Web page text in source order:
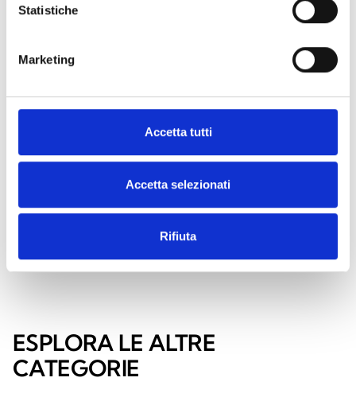
Statistiche
Marketing
Accetta tutti
Accetta selezionati
Rifiuta
Interessato a questo prodotto?
maggiori
informazioni
distributore
ORA
ESPLORA LE ALTRE
CATEGORIE